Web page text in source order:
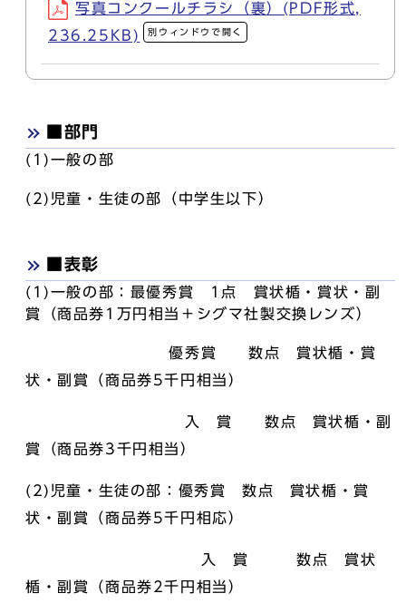
写真コンクールチラシ（裏）(PDF形式,
236.25KB)
別ウィンドウで開く
■部門
(1)一般の部
(2)児童・生徒の部（中学生以下）
■表彰
(1)一般の部：最優秀賞 1点 賞状楯・賞状・副
賞（商品券1万円相当＋シグマ社製交換レンズ）
優秀賞 数点 賞状楯・賞
状・副賞（商品券5千円相当）
入 賞 数点 賞状楯・副
賞（商品券3千円相当）
(2)児童・生徒の部：優秀賞 数点 賞状楯・賞
状・副賞（商品券5千円相応）
入 賞 数点 賞状
楯・副賞（商品券2千円相当）